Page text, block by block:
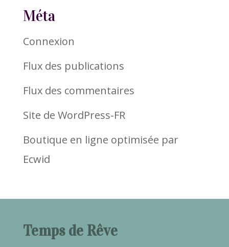
Méta
Connexion
Flux des publications
Flux des commentaires
Site de WordPress-FR
Boutique en ligne optimisée par
Ecwid
Temps de Rêve